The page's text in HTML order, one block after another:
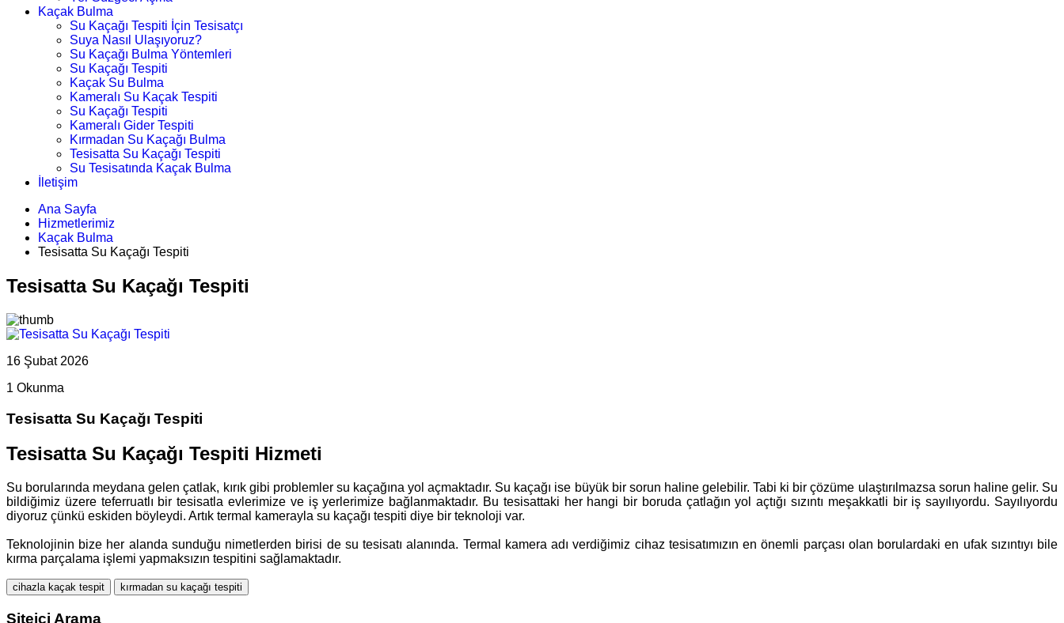
Kaçak Bulma
Su Kaçağı Tespiti İçin Tesisatçı
Suya Nasıl Ulaşıyoruz?
Su Kaçağı Bulma Yöntemleri
Su Kaçağı Tespiti
Kaçak Su Bulma
Kameralı Su Kaçak Tespiti
Su Kaçağı Tespiti
Kameralı Gider Tespiti
Kırmadan Su Kaçağı Bulma
Tesisatta Su Kaçağı Tespiti
Su Tesisatında Kaçak Bulma
İletişim
Ana Sayfa
Hizmetlerimiz
Kaçak Bulma
Tesisatta Su Kaçağı Tespiti
Tesisatta Su Kaçağı Tespiti
16 Şubat 2026
1 Okunma
Tesisatta Su Kaçağı Tespiti
Tesisatta Su Kaçağı Tespiti Hizmeti
Su borularında meydana gelen çatlak, kırık gibi problemler su kaçağına yol açmaktadır. Su kaçağı ise büyük bir sorun haline gelebilir. Tabi ki bir çözüme ulaştırılmazsa sorun haline gelir. Su
bildiğimiz üzere teferruatlı bir tesisatla evlerimize ve iş yerlerimize bağlanmaktadır. Bu tesisattaki her hangi bir boruda çatlağın yol açtığı sızıntı meşakkatli bir iş sayılıyordu. Sayılıyordu
diyoruz çünkü eskiden böyleydi. Artık termal kamerayla su kaçağı tespiti diye bir teknoloji var.
Teknolojinin bize her alanda sunduğu nimetlerden birisi de su tesisatı alanında. Termal kamera adı verdiğimiz cihaz tesisatımızın en önemli parçası olan borulardaki en ufak sızıntıyı bile
kırma parçalama işlemi yapmaksızın tespitini sağlamaktadır.
cihazla kaçak tespit kırmadan su kaçağı tespiti
Siteiçi Arama